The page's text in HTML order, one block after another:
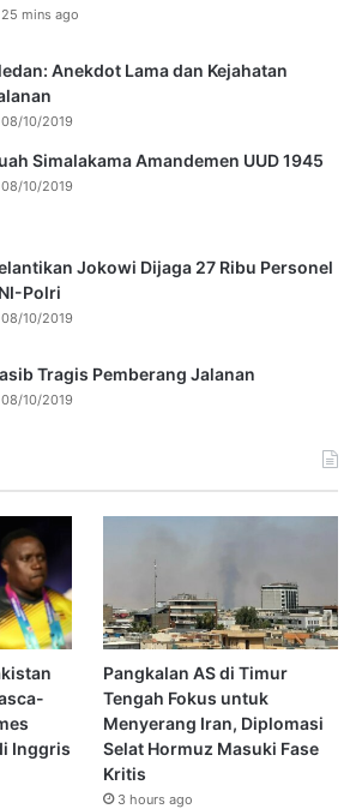
25 mins ago
Anekdot Lama dan Kejahatan
08/10/2019
Simalakama Amandemen UUD 1945
08/10/2019
Jokowi Dijaga 27 Ribu Personel
Polri
08/10/2019
Tragis Pemberang Jalanan
08/10/2019
Inggris
Pangkalan AS di Timur
Tengah Fokus untuk
Menyerang Iran, Diplomasi
Selat Hormuz Masuki Fase
Kritis
3 hours ago